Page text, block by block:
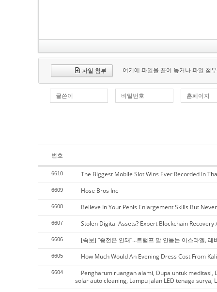
파일 첨부 여기에 파일을 끌어 놓거나 파일 첨
글쓴이 비밀번호 홈페이지
번호
6610 The Biggest Mobile Slot Wins Ever Recorded In
6609 Hose Bros Inc
6608 Believe In Your Penis Enlargement Skills But
6607 Stolen Digital Assets? Expert Blockchain
6606 [속보] “종전은 안돼”…트럼프 말 안듣는 이스라엘, 레
6605 How Much Would An Evening Dress Cost From
6604
Pengharum ruangan alami, Dupa untuk
solar auto cleaning, Lampu jalan LED tenaga